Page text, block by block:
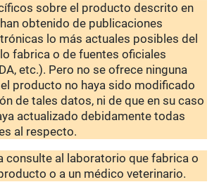
sobre el producto descrito en
obtenido de publicaciones
lo más actuales posibles del
fabrica o de fuentes oficiales
etc.). Pero no se ofrece ninguna
producto no haya sido modificado
de tales datos, ni de que en su caso
actualizado debidamente todas
al respecto.
consulte al laboratorio que fabrica o
o a un médico veterinario.